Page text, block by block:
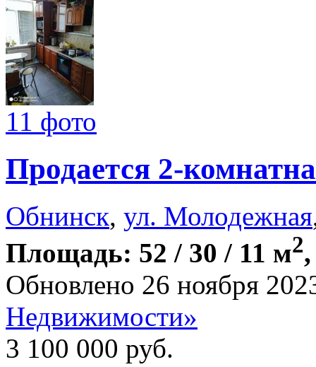
11 фото
Продается 2-
Обнинск, ул. Молодежная
Площадь: 52 / 30 / 11 м2
Обновлено 26 ноября
Недвижимости»
3 100 000 руб.